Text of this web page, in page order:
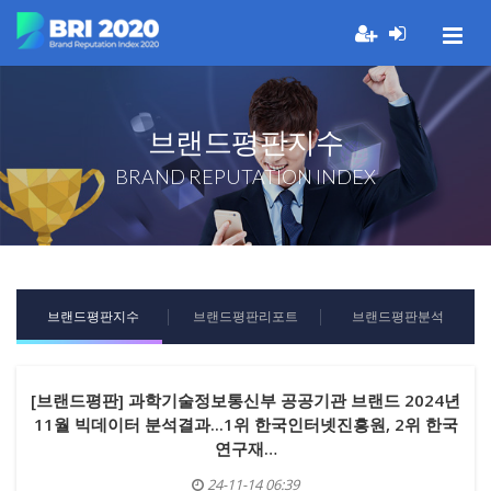
브랜드평판지수
BRAND REPUTATION INDEX
브랜드평판지수 브랜드평판리포트 브랜드평판분석
[브랜드평판] 과학기술정보통신부 공공기관 브랜드 2024년
11월 빅데이터 분석결과...1위 한국인터넷진흥원, 2위 한국
연구재…
24-11-14 06:39